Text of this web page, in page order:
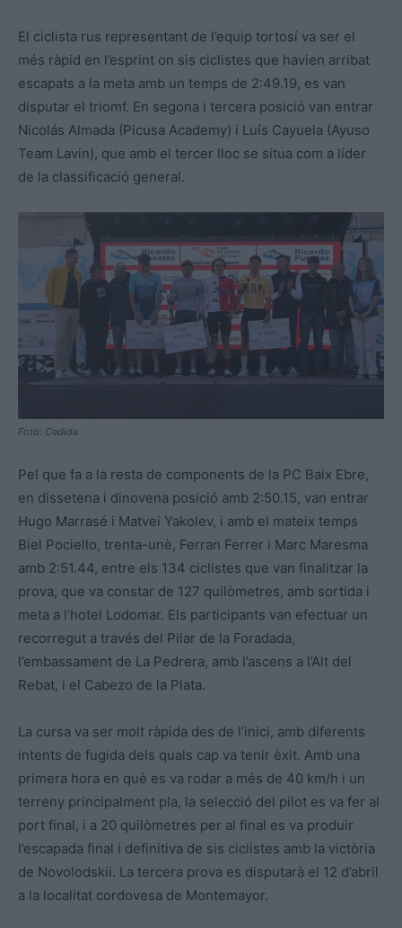
El ciclista rus representant de l’equip tortosí va ser el
més ràpid en l’esprint on sis ciclistes que havien arribat
escapats a la meta amb un temps de 2:49.19, es van
disputar el triomf. En segona i tercera posició van entrar
Nicolás Almada (Picusa Academy) i Luís Cayuela (Ayuso
Team Lavin), que amb el tercer lloc se situa com a líder
de la classificació general.
Foto: Cedida
Pel que fa a la resta de components de la PC Baix Ebre,
en dissetena i dinovena posició amb 2:50.15, van entrar
Hugo Marrasé i Matvei Yakolev, i amb el mateix temps
Biel Pociello, trenta-unè, Ferran Ferrer i Marc Maresma
amb 2:51.44, entre els 134 ciclistes que van finalitzar la
prova, que va constar de 127 quilòmetres, amb sortida i
meta a l’hotel Lodomar. Els participants van efectuar un
recorregut a través del Pilar de la Foradada,
l’embassament de La Pedrera, amb l’ascens a l’Alt del
Rebat, i el Cabezo de la Plata.
La cursa va ser molt ràpida des de l’inici, amb diferents
intents de fugida dels quals cap va tenir èxit. Amb una
primera hora en què es va rodar a més de 40 km/h i un
terreny principalment pla, la selecció del pilot es va fer al
port final, i a 20 quilòmetres per al final es va produir
l’escapada final i definitiva de sis ciclistes amb la victòria
de Novolodskii. La tercera prova es disputarà el 12 d’abril
a la localitat cordovesa de Montemayor.